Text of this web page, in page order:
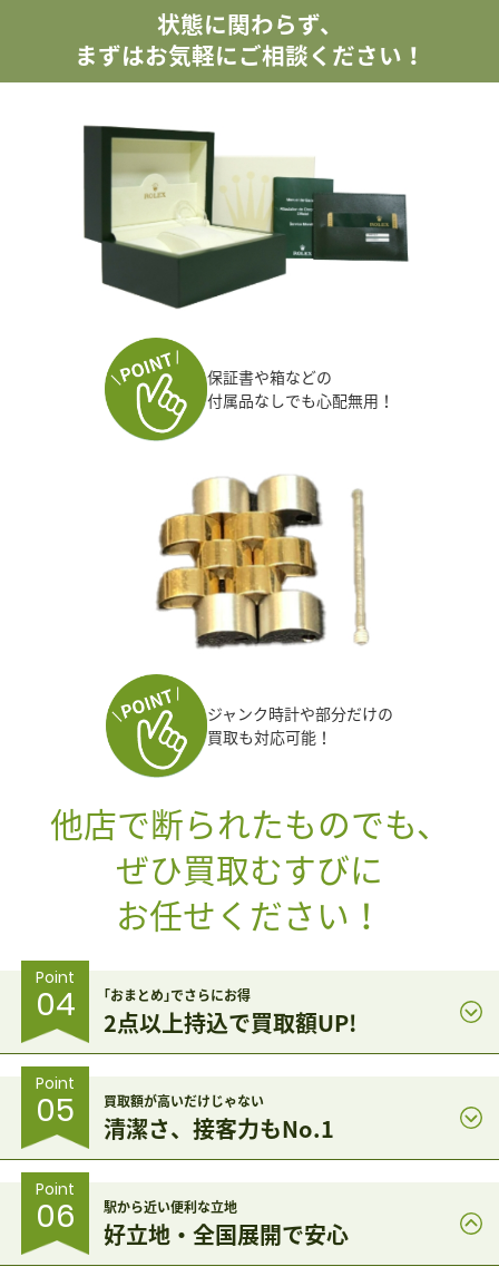
状態に関わらず、
まずはお気軽にご相談ください！
保証書や箱などの
付属品なしでも心配無用！
ジャンク時計や部分だけの
買取も対応可能！
他店で断られたものでも、
ぜひ買取むすびに
お任せください！
Point
04 ｢おまとめ｣でさらにお得
2点以上持込で買取額UP!
Point
05 買取額が高いだけじゃない
清潔さ、接客力もNo.1
Point
06 駅から近い便利な立地
好立地・全国展開で安心